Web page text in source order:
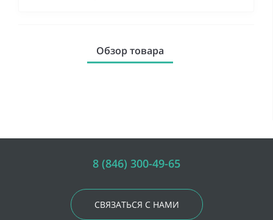
Обзор товара
8 (846) 300-49-65
СВЯЗАТЬСЯ С НАМИ